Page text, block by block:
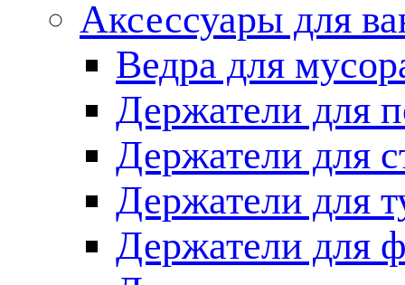
Аксессуары для
Ведра для
Держатели для
Держатели для
Держатели для
Держатели для